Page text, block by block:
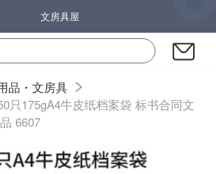
文房具屋
品・文房具
只175gA4牛皮纸档案袋 标书合同文
6607